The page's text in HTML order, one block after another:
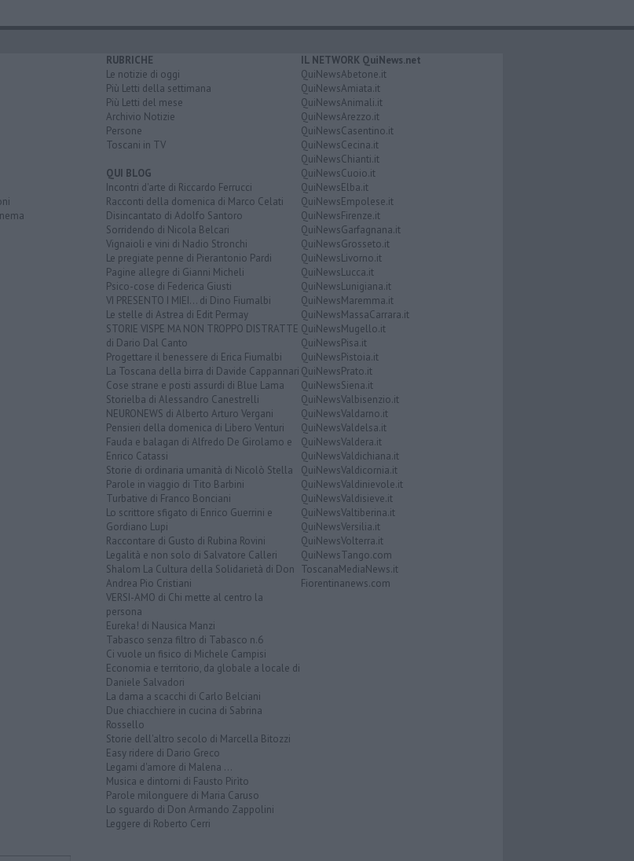
RUBRICHE
Le notizie di oggi
Più Letti della settimana
Più Letti del mese
Archivio Notizie
Persone
Toscani in TV
QUI BLOG
Incontri d'arte di Riccardo Ferrucci
Racconti della domenica di Marco Celati
Disincantato di Adolfo Santoro
Sorridendo di Nicola Belcari
Vignaioli e vini di Nadio Stronchi
Le pregiate penne di Pierantonio Pardi
Pagine allegre di Gianni Micheli
Psico-cose di Federica Giusti
VI PRESENTO I MIEI... di Dino Fiumalbi
Le stelle di Astrea di Edit Permay
STORIE VISPE MA NON TROPPO DISTRATTE
di Dario Dal Canto
Progettare il benessere di Erica Fiumalbi
La Toscana della birra di Davide Cappannari
Cose strane e posti assurdi di Blue Lama
Storielba di Alessandro Canestrelli
NEURONEWS di Alberto Arturo Vergani
Pensieri della domenica di Libero Venturi
Fauda e balagan di Alfredo De Girolamo e
Enrico Catassi
Storie di ordinaria umanità di Nicolò Stella
Parole in viaggio di Tito Barbini
Turbative di Franco Bonciani
Lo scrittore sfigato di Enrico Guerrini e
Gordiano Lupi
Raccontare di Gusto di Rubina Rovini
Legalità e non solo di Salvatore Calleri
Shalom La Cultura della Solidarietà di Don
Andrea Pio Cristiani
VERSI-AMO di Chi mette al centro la
persona
Eureka! di Nausica Manzi
Tabasco senza filtro di Tabasco n.6
Ci vuole un fisico di Michele Campisi
Economia e territorio, da globale a locale di
Daniele Salvadori
La dama a scacchi di Carlo Belciani
Due chiacchiere in cucina di Sabrina
Rossello
Storie dell'altro secolo di Marcella Bitozzi
Easy ridere di Dario Greco
Legami d'amore di Malena ...
Musica e dintorni di Fausto Pirìto
Parole milonguere di Maria Caruso
Lo sguardo di Don Armando Zappolini
Leggere di Roberto Cerri
IL NETWORK QuiNews.net
QuiNewsAbetone.it
QuiNewsAmiata.it
QuiNewsAnimali.it
QuiNewsArezzo.it
QuiNewsCasentino.it
QuiNewsCecina.it
QuiNewsChianti.it
QuiNewsCuoio.it
QuiNewsElba.it
QuiNewsEmpolese.it
QuiNewsFirenze.it
QuiNewsGarfagnana.it
QuiNewsGrosseto.it
QuiNewsLivorno.it
QuiNewsLucca.it
QuiNewsLunigiana.it
QuiNewsMaremma.it
QuiNewsMassaCarrara.it
QuiNewsMugello.it
QuiNewsPisa.it
QuiNewsPistoia.it
QuiNewsPrato.it
QuiNewsSiena.it
QuiNewsValbisenzio.it
QuiNewsValdarno.it
QuiNewsValdelsa.it
QuiNewsValdera.it
QuiNewsValdichiana.it
QuiNewsValdicornia.it
QuiNewsValdinievole.it
QuiNewsValdisieve.it
QuiNewsValtiberina.it
QuiNewsVersilia.it
QuiNewsVolterra.it
QuiNewsTango.com
ToscanaMediaNews.it
Fiorentinanews.com